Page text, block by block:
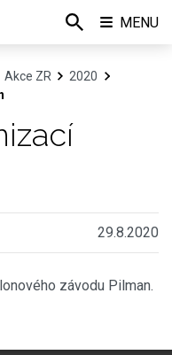
Akce ZR
2020
29.8.2020
závodu Pilman.
MENU